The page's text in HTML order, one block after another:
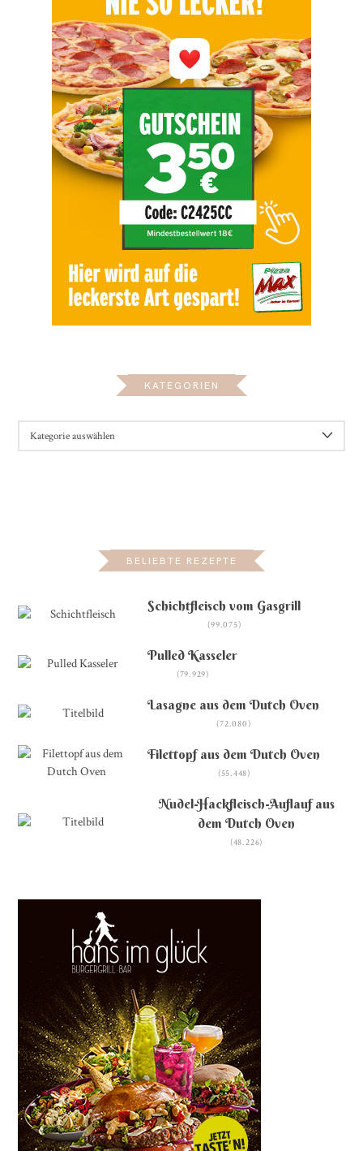
KATEGORIEN
BELIEBTE REZEPTE
Schichtfleisch vom Gasgrill
(99.075)
Pulled Kasseler
(79.929)
Lasagne aus dem Dutch Oven
(72.080)
Filettopf aus dem Dutch Oven
(55.448)
Nudel-Hackfleisch-Auflauf aus
dem Dutch Oven
(48.226)